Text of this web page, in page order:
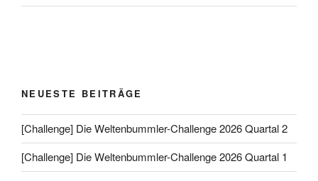
NEUESTE BEITRÄGE
[Challenge] Die Weltenbummler-Challenge 2026 Quartal 2
[Challenge] Die Weltenbummler-Challenge 2026 Quartal 1